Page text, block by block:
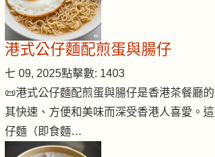
港式公仔麵配煎蛋與腸仔
七 09, 2025點擊數: 1403
📜港式公仔麵配煎蛋與腸仔是香港茶餐廳
其快速、方便和美味而深受香港人喜愛。
仔麵（即食麵…